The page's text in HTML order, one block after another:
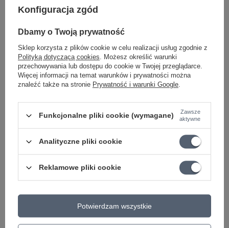
Kup teraz
Pokrowiec na gitarę elektryczną Ibanez IGB541D-BLw kolorze
gitary Harley Benton
, zapewniająca solidną ochronę dzięki
wyściełanemu dnu i bocznym ściankom. Jego przemyślany design
oferuje nie tylko bezpieczeństwo instrumentu podczas transportu,
ale także wygodę i styl, co czyni go idealnym wyborem zarówno
Wysokość w pionie, ok. 430 mm
Długość wewnętrzna 1055 mm
Rozstaw osi, wewnątrz 150 mm
Konfiguracja zgód
Dbamy o Twoją prywatność
Sklep korzysta z plików cookie w celu realizacji usług zgodnie z
Polityką dotyczącą cookies. Możesz określić warunki
przechowywania lub dostępu do cookie w Twojej przeglądarce.
Więcej informacji na temat warunków i prywatności można
znaleźć także na stronie Prywatność i warunki Google.
Funkcjonalne pliki cookie (wymagane)
Zawsze
aktywne
Analityczne pliki cookie
Reklamowe pliki cookie
Potwierdzam wszystkie